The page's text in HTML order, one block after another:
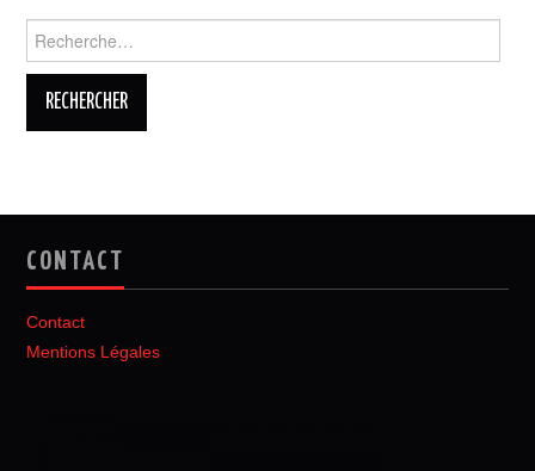
Rechercher :
CONTACT
Contact
Mentions Légales